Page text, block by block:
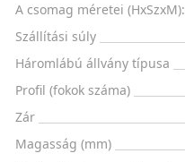
A csomag méretei (HxSzxM):
Szállítási súly
Háromlábú állvány típusa
Profil (fokok száma)
Zár
Magasság (mm)